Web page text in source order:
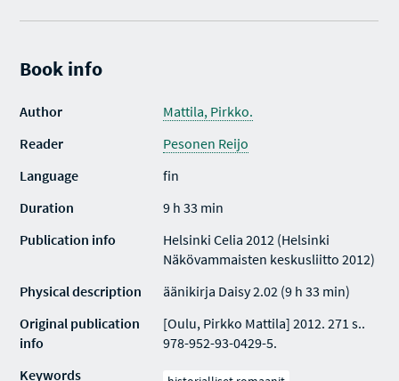
Book info
Author
Mattila, Pirkko.
Reader
Pesonen Reijo
Language
fin
Duration
9 h 33 min
Publication info
Helsinki Celia 2012 (Helsinki
Näkövammaisten keskusliitto 2012)
Physical description
äänikirja Daisy 2.02 (9 h 33 min)
Original publication
info
[Oulu, Pirkko Mattila] 2012. 271 s..
978-952-93-0429-5.
Keywords